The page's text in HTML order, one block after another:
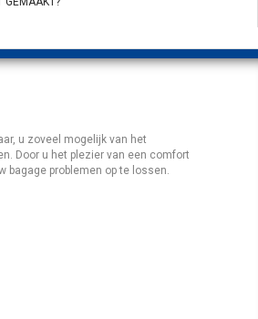
u zoveel mogelijk van het
Door u het plezier van een comfort
bagage problemen op te lossen.